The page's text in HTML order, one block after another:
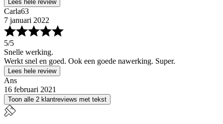
Lees hele review
Carla63
7 januari 2022
5/5
Snelle werking.
Werkt snel en goed. Ook een goede nawerking. Super.
Lees hele review
Ans
16 februari 2021
Toon alle 2 klantreviews met tekst